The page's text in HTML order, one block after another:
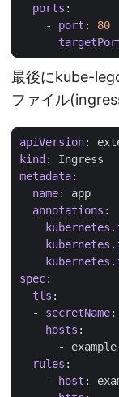
ports :
- port :
80
最後にkube-
ファイル
apiVersion:
kind :
Ingress
metadata:
name:
app
annotations :
spec:
tls :
- secretName:
hosts :
-
rules :
-
host :